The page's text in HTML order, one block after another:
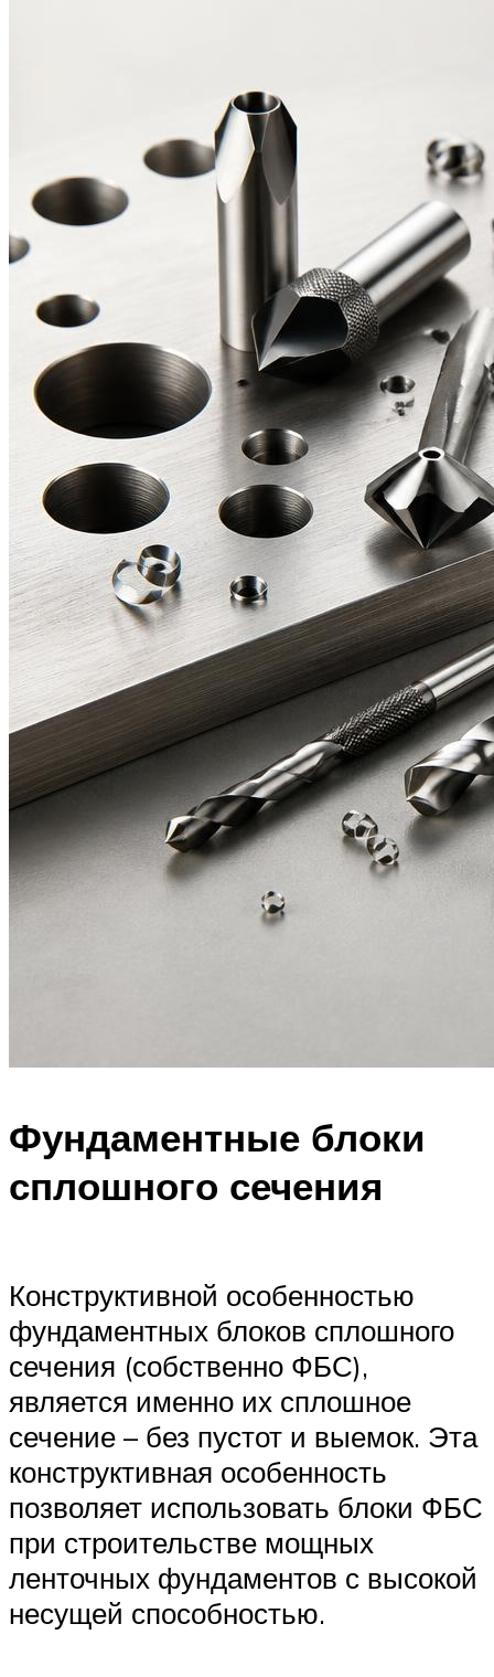
Фундаментные блоки
сплошного сечения
Конструктивной особенностью
фундаментных блоков сплошного
сечения (собственно ФБС),
является именно их сплошное
сечение – без пустот и выемок. Эта
конструктивная особенность
позволяет использовать блоки ФБС
при строительстве мощных
ленточных фундаментов с высокой
несущей способностью.